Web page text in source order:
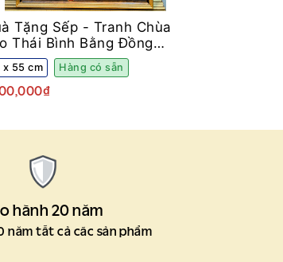
Tặng Sếp - Tranh Chùa
Thái Bình Bằng Đồng
Decor
x 55 cm Hàng có sẵn
hành 20 năm
năm tất cả các sản phẩm